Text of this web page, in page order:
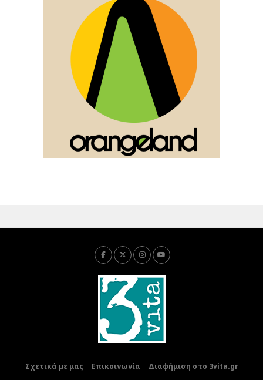
Σχετικά με μας Επικοινωνία Διαφήμιση στο 3vita.gr